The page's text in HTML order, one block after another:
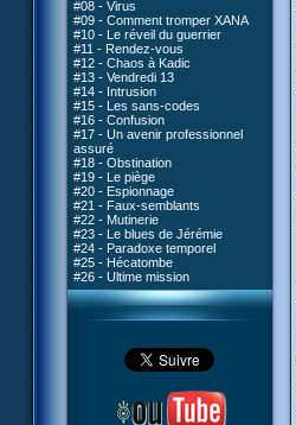
#08 - Virus
#09 - Comment tromper XANA
#10 - Le réveil du guerrier
#11 - Rendez-vous
#12 - Chaos à Kadic
#13 - Vendredi 13
#14 - Intrusion
#15 - Les sans-codes
#16 - Confusion
#17 - Un avenir professionnel
assuré
#18 - Obstination
#19 - Le piège
#20 - Espionnage
#21 - Faux-semblants
#22 - Mutinerie
#23 - Le blues de Jérémie
#24 - Paradoxe temporel
#25 - Hécatombe
#26 - Ultime mission